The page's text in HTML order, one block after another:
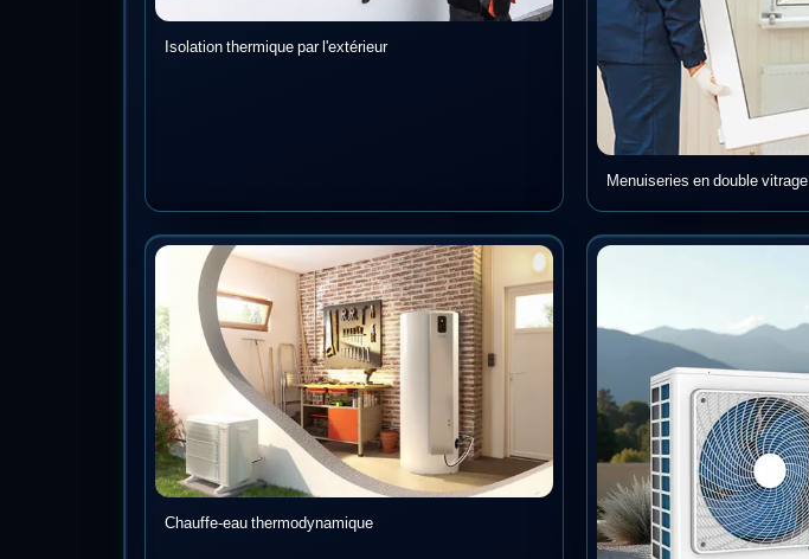
Isolation thermique par l'extérieur
Menuiseries en double vitrage
Chauffe-eau thermodynamique